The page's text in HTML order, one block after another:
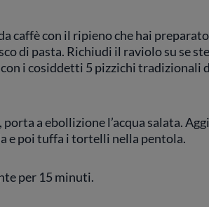
caffè con il ripieno che hai
di pasta. Richiudi il raviolo su se
i cosiddetti 5 pizzichi tradizionali
a ebollizione l’acqua salata.
e poi tuffa i tortelli nella pentola.
per 15 minuti.